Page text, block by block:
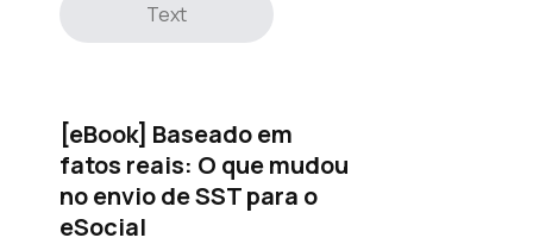
Text
[eBook] Baseado em
fatos reais: O que mudou
no envio de SST para o
eSocial